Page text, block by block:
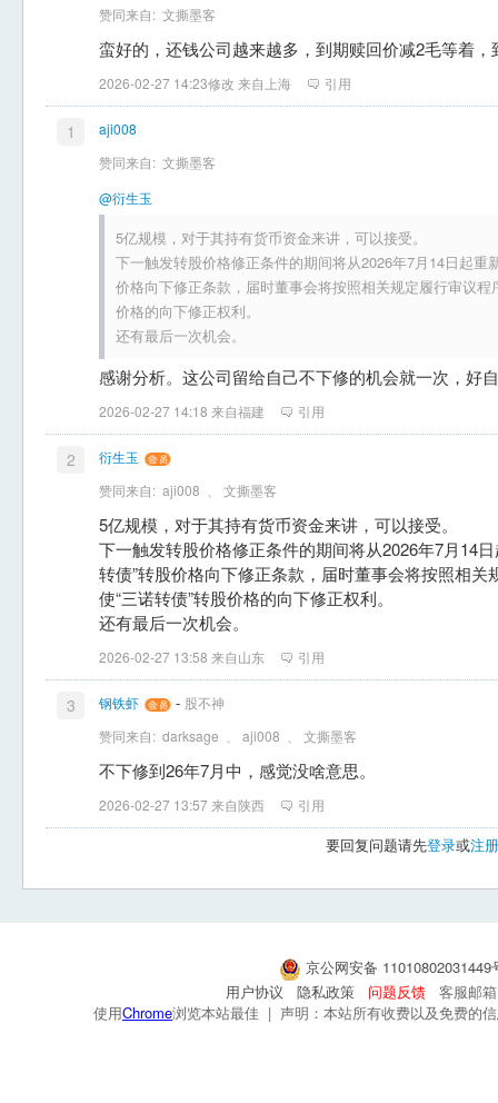
赞同来自: 文撕墨客
蛮好的，还钱公司越来越多，到期赎回价减2毛等着，
2026-02-27 14:23修改 来自上海 引用
1
aji008
赞同来自: 文撕墨客
@衍生玉
5亿规模，对于其持有货币资金来讲，可以接受。
下一触发转股价格修正条件的期间将从2026年7月14日起重
价格向下修正条款，届时董事会将按照相关规定履行审议程
价格的向下修正权利。
还有最后一次机会。
感谢分析。这公司留给自己不下修的机会就一次，好
2026-02-27 14:18 来自福建 引用
2
衍生玉
赞同来自: aji008 、 文撕墨客
5亿规模，对于其持有货币资金来讲，可以接受。
下一触发转股价格修正条件的期间将从2026年7月14
转债”转股价格向下修正条款，届时董事会将按照相
使“三诺转债”转股价格的向下修正权利。
还有最后一次机会。
2026-02-27 13:58 来自山东 引用
3 钢铁虾 - 股不神
赞同来自: darksage 、 aji008 、 文撕墨客
不下修到26年7月中，感觉没啥意思。
2026-02-27 13:57 来自陕西 引用
要回复问题请先登录或注册
京公网安备
用户协议
隐私政策 问题反馈
客服邮
使用Chrome浏览本站最佳 | 声明：本站所有收费以及免费的